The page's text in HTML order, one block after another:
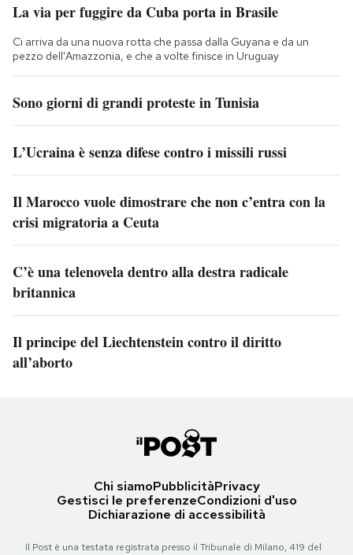
La via per fuggire da Cuba porta in Brasile
Ci arriva da una nuova rotta che passa dalla Guyana e da un
pezzo dell'Amazzonia, e che a volte finisce in Uruguay
Sono giorni di grandi proteste in Tunisia
L’Ucraina è senza difese contro i missili russi
Il Marocco vuole dimostrare che non c’entra con la
crisi migratoria a Ceuta
C’è una telenovela dentro alla destra radicale
britannica
Il principe del Liechtenstein contro il diritto
all’aborto
Chi siamoPubblicitàPrivacy
Gestisci le preferenzeCondizioni d'uso
Dichiarazione di accessibilità
Il Post è una testata registrata presso il Tribunale di Milano, 419 del